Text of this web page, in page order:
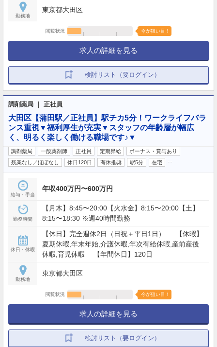
勤務地
東京都大田区
閲覧状況 今が狙い目！
求人の詳細を見る
検討リスト（要ログイン）
調剤薬局 ｜ 正社員
大田区【蒲田駅／正社員】駅チカ5分！ワークライフバラ
ンス重視▼福利厚生が充実▼スタッフの年齢層が幅広
く、明るく楽しく働ける職場です♪▼
調剤薬局 一般薬剤師 正社員 定期昇給
ボーナス・賞与あり
残業なし／ほぼなし
休日120日 有休推奨 駅5分 在宅
給与・手当
年収400万円〜600万円
勤務時間
【月木】8:45〜20:00【火水金】8:15〜20:00【土】
8:15〜18:30 ※週40時間勤務
休日・休暇
【休日】完全週休2日（日祝＋平日1日） 【休暇】
夏期休暇,年末年始,介護休暇,年次有給休暇,産前産後
休暇,育児休暇 【年間休日】120日
勤務地
東京都大田区
閲覧状況 今が狙い目！
求人の詳細を見る
検討リスト（要ログイン）